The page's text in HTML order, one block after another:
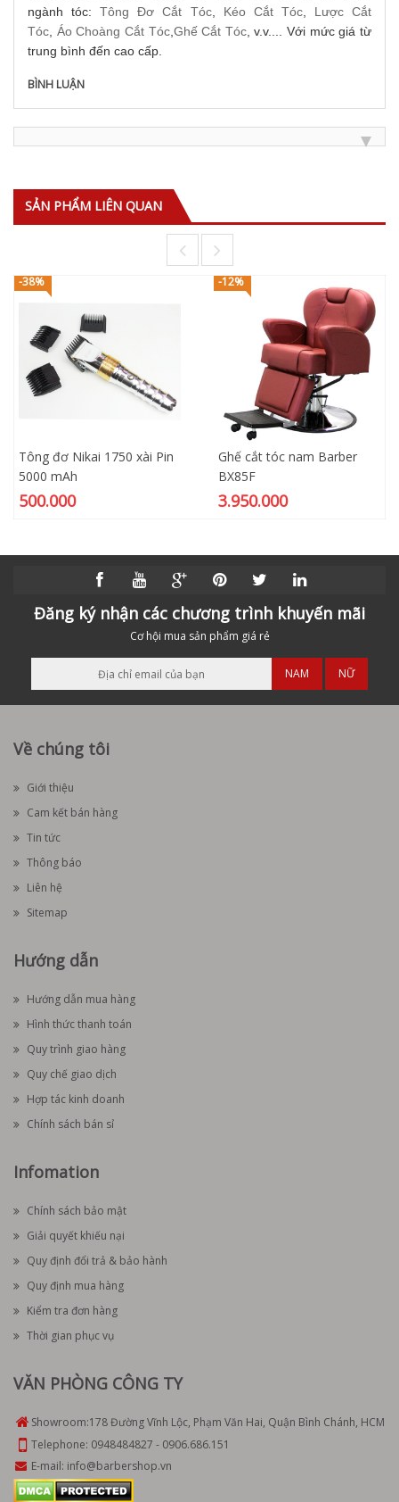
ngành tóc:Tông Đơ Cắt Tóc, Kéo Cắt Tóc, Lược Cắt
Tóc Áo Choàng Cắt Tóc, Ghế Cắt Tóc, v.v.... Với mức giá từ
trung bình đến cao cấp.
BÌNH LUẬN
SẢN PHẨM LIÊN QUAN
-38%
Tông đơ Nikai 1750 xài Pin
5000 mAh
500.000
-12%
Ghế cắt tóc nam Barber
BX85F
3.950.000
Đăng ký nhận các chương trình khuyến mãi
Cơ hội mua sản phẩm giá rẻ
NAM NỮ
Về chúng tôi
Giới thiệu
Cam kết bán hàng
Tin tức
Thông báo
Liên hệ
Sitemap
Hướng dẫn
Hướng dẫn mua hàng
Hình thức thanh toán
Quy trình giao hàng
Quy chế giao dịch
Hợp tác kinh doanh
Chính sách bán sỉ
Infomation
Chính sách bảo mật
Giải quyết khiếu nại
Quy định đổi trả & bảo hành
Quy định mua hàng
Kiểm tra đơn hàng
Thời gian phục vụ
VĂN PHÒNG CÔNG TY
Showroom:178 Đường Vĩnh Lộc, Phạm Văn Hai, Quận Bình Chánh, HCM
Telephone: 0948484827 - 0906.686.151
E-mail: info@barbershop.vn